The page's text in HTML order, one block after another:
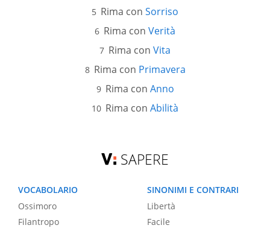
Rima con Sorriso
Rima con Verità
Rima con Vita
Rima con Primavera
Rima con Anno
Rima con Abilità
SAPERE
VOCABOLARIO
Ossimoro
Filantropo
SINONIMI E CONTRARI
Libertà
Facile